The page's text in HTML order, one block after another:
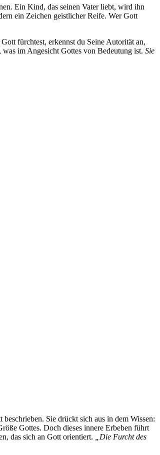
Ein Kind, das seinen Vater liebt, wird ihn
ein Zeichen geistlicher Reife. Wer Gott
fürchtest, erkennst du Seine Autorität an,
im Angesicht Gottes von Bedeutung ist. Sie
Sie drückt sich aus in dem Wissen:
Gottes. Doch dieses innere Erbeben führt
das sich an Gott orientiert.
„Die Furcht des